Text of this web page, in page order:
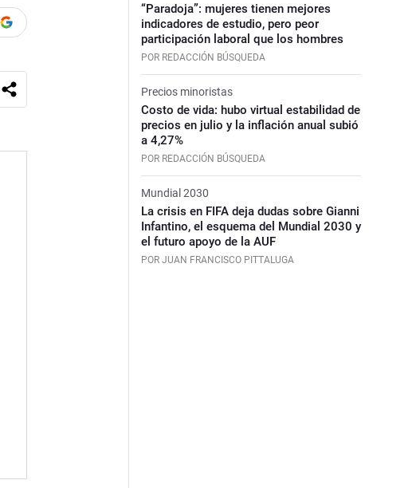
“Paradoja”: mujeres tienen mejores
indicadores de estudio, pero peor
participación laboral que los hombres
POR REDACCIÓN BÚSQUEDA
Precios minoristas
Costo de vida: hubo virtual estabilidad de
precios en julio y la inflación anual subió
a 4,27%
POR REDACCIÓN BÚSQUEDA
Mundial 2030
La crisis en FIFA deja dudas sobre Gianni
Infantino, el esquema del Mundial 2030 y
el futuro apoyo de la AUF
POR JUAN FRANCISCO PITTALUGA